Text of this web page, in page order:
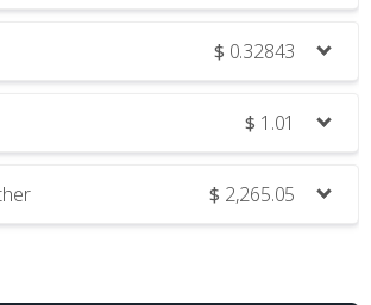
$ 0.32843
$ 1.01
$ 2,265.05